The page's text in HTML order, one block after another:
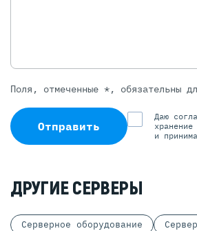
Поля, отмеченные *, обязательны
Отправить
Даю
хранение
и
ДРУГИЕ СЕРВЕРЫ
Серверное оборудование